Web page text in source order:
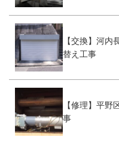
【交換】河
替え工事
【修理】平
事